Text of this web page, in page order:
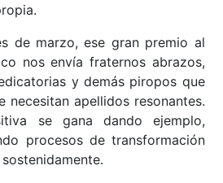
de marzo, ese gran premio al
nos envía fraternos abrazos,
y demás piropos que
necesitan apellidos resonantes.
se gana dando ejemplo,
procesos de transformación